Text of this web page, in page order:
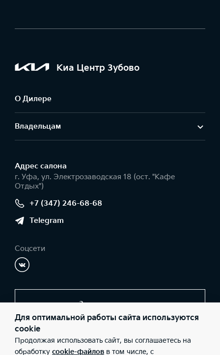
Киа Центр Зубово
О Дилере
Владельцам
Адрес салонa
г. Уфа, ул. Электрозаводская 18 (ост. "Кафе
Отдых")
+7 (347) 246-68-68
Telegram
Соцсети
Заказать звонок
© 2026 Юридические лица ООО «МС Авто» (Фактический адрес:
г. Уфа, ул. Электрозаводская 18 (ост. "Кафе Отдых"); Телефон:
Для оптимальной работы сайта используются
cookie
Продолжая использовать сайт, вы соглашаетесь на
обработку cookie-файлов в том числе, с